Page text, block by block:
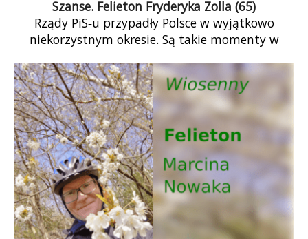
Szanse. Felieton Fryderyka Zolla (65)
Rządy PiS‑u przypadły Polsce w wyjątkowo
niekorzystnym okresie. Są takie momenty w
rozstrzygają się […]